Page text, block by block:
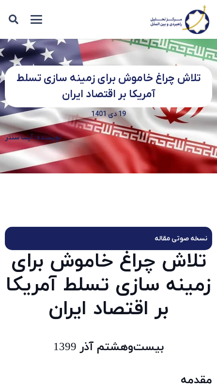
تلاش چراغ خاموش برای زمینه سازی تسلط
آمریکا بر اقتصاد ایران
19 دی 1401
نویسنده: آیسا سنتر
نسخه صوتی مقاله
تلاش چراغ خاموش برای
زمینه سازی تسلط آمریکا
بر اقتصاد ایران
بیست‌وهشتم آذر 1399
مقدمه